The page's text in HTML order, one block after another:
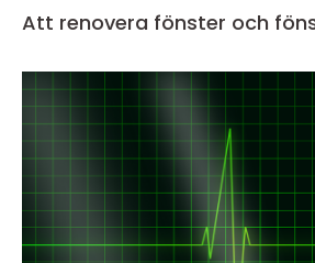
Att renovera fönster och